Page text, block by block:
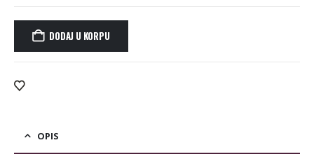
DODAJ U KORPU
Alternative:
OPIS